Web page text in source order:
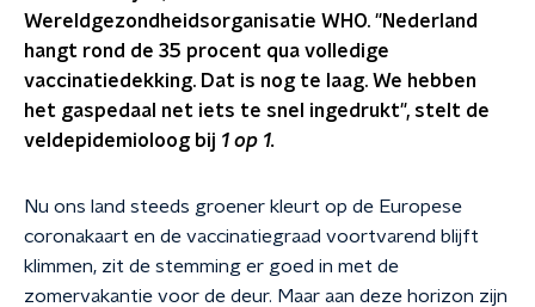
Wereldgezondheidsorganisatie WHO. "Nederland
hangt rond de 35 procent qua volledige
vaccinatiedekking. Dat is nog te laag. We hebben
het gaspedaal net iets te snel ingedrukt", stelt de
veldepidemioloog bij 1 op 1.
Nu ons land steeds groener kleurt op de Europese
coronakaart en de vaccinatiegraad voortvarend blijft
klimmen, zit de stemming er goed in met de
zomervakantie voor de deur. Maar aan deze horizon zijn